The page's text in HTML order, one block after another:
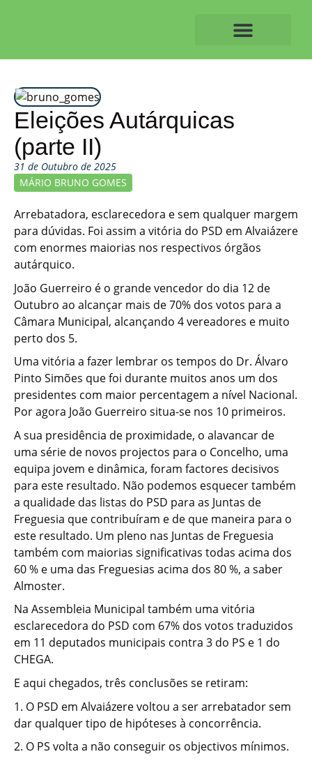
Eleições Autárquicas
(parte II)
31 de Outubro de 2025
MÁRIO BRUNO GOMES
Arrebatadora, esclarecedora e sem qualquer margem
para dúvidas. Foi assim a vitória do PSD em Alvaiázere
com enormes maiorias nos respectivos órgãos
autárquico.
João Guerreiro é o grande vencedor do dia 12 de
Outubro ao alcançar mais de 70% dos votos para a
Câmara Municipal, alcançando 4 vereadores e muito
perto dos 5.
Uma vitória a fazer lembrar os tempos do Dr. Álvaro
Pinto Simões que foi durante muitos anos um dos
presidentes com maior percentagem a nível Nacional.
Por agora João Guerreiro situa-se nos 10 primeiros.
A sua presidência de proximidade, o alavancar de
uma série de novos projectos para o Concelho, uma
equipa jovem e dinâmica, foram factores decisivos
para este resultado. Não podemos esquecer também
a qualidade das listas do PSD para as Juntas de
Freguesia que contribuíram e de que maneira para o
este resultado. Um pleno nas Juntas de Freguesia
também com maiorias significativas todas acima dos
60 % e uma das Freguesias acima dos 80 %, a saber
Almoster.
Na Assembleia Municipal também uma vitória
esclarecedora do PSD com 67% dos votos traduzidos
em 11 deputados municipais contra 3 do PS e 1 do
CHEGA.
E aqui chegados, três conclusões se retiram:
1. O PSD em Alvaiázere voltou a ser arrebatador sem
dar qualquer tipo de hipóteses à concorrência.
2. O PS volta a não conseguir os objectivos mínimos.